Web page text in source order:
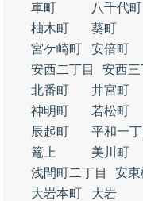
車町
八千代町
柚木町
葵町
宮ケ崎町
安倍町
安西二丁目
安西三
北番町
井宮町
神明町
若松町
辰起町
平和一丁
篭上
美川町
浅間町二丁目
安
大岩本町
大岩